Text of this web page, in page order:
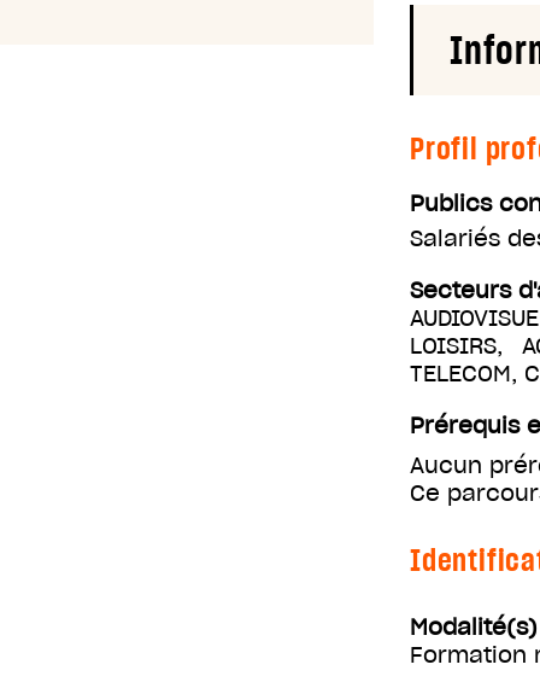
Profil
Publics
Salariés
Secteurs
LOISIRS,
TELECOM,
Prérequis
Aucun
Ce
Formation